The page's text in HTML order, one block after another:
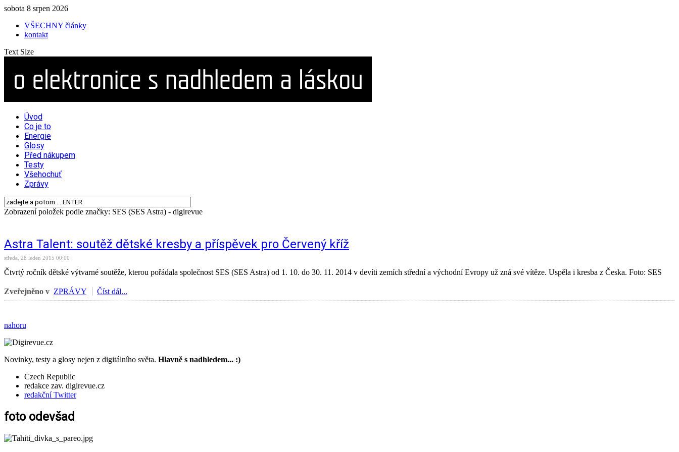
sobota 8 srpen 2026
VŠECHNY články
kontakt
Text Size
Úvod
Co je to
Energie
Glosy
Před nákupem
Testy
Všehochuť
Zprávy
Zobrazení položek podle značky: SES (SES Astra) - digirevue
Astra Talent: soutěž dětské kresby a příspěvek pro Červený kříž
středa, 28 leden 2015 00:00
Čtvrtý ročník dětské výtvarné soutěže, kterou pořádala společnost SES (SES Astra) od 1. 10. do 30. 11. 2014 v devíti zemích střední a východní Evropy už zná své vítěze. Uspěla i kresba z Česka. Foto: SES
Zveřejněno v ZPRÁVY Číst dál...
nahoru
Novinky, testy a glosy nejen z digitálního světa. Hlavně s nadhledem... :)
Czech Republic
redakce zav. digirevue.cz
redakční Twitter
foto odevšad